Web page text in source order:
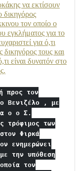
να εκτίσουν
δικηγόρος
τον οποίο ο
εγκλήματος για το
για ό,τι
δικηγόρος τους και
είναι δυνατόν στο
προς τον
Βενιζέλο , με
ο ο Σ.
τρόφιμος των
Φιρκά
ενημερώνει
την υπόθεση
τον